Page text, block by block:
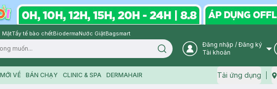
MặtTẩy tế bào chếtBiodermaNước GiặtBagsmart
Search icon User Icon
Đăng nhập / Đăng ký
Tài khoản
VỀ BÁN CHẠY CLINIC & SPA DERMAHAIR Tải ứng dụng